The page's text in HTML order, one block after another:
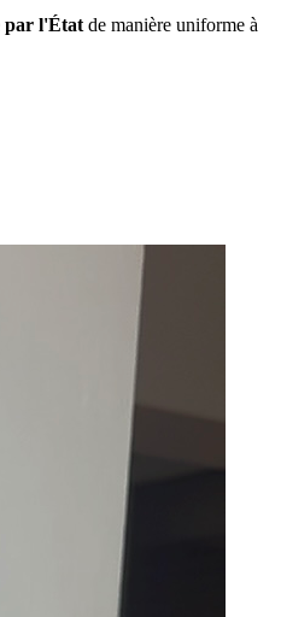
par l'État de manière uniforme à